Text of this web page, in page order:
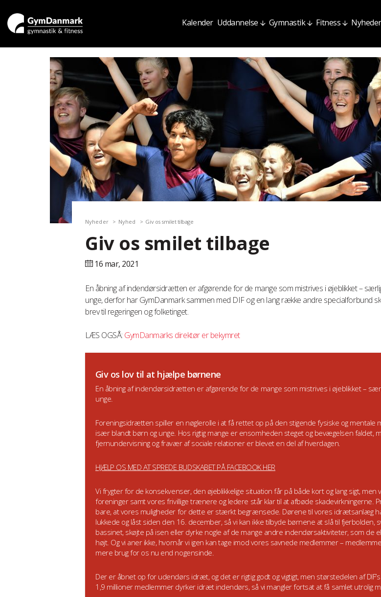
Kalender Uddannelse Gymnastik Fitness Nyheder
Nyheder Nyhed Giv os smilet tilbage
Giv os smilet tilbage
16 mar, 2021
En åbning af indendørsidrætten er afgørende for de mange som mistrives i øjeblikket –
unge, derfor har GymDanmark sammen med DIF og en lang række andre specialforbund
brev til regeringen og folketinget.
LÆS OGSÅ: GymDanmarks direktør er bekymret
Giv os lov til at hjælpe børnene
En åbning af indendørsidrætten er afgørende for de mange som mistrives i øjeblikket –
unge.
Foreningsidrætten spiller en nøglerolle i at få rettet op på den stigende fysiske og mentale
især blandt børn og unge. Hos rigtig mange er ensomheden steget og bevægelsen faldet,
fjernundervisning og fravær af sociale relationer er blevet en del af hverdagen.
HJÆLP OS MED AT SPREDE BUDSKABET PÅ FACEBOOK HER
Vi frygter for de konsekvenser, den øjeblikkelige situation får på både kort og lang sigt, men
foreninger samt vores frivillige trænere og ledere står klar til at afbøde skadevirkningerne.
bare, at vores muligheder for dette er stærkt begrænsede. Dørene til vores idrætsanlæg
lukkede og låst siden den 16. december, så vi kan ikke tilbyde børnene at slå til fjerbolden,
bassinet, skøjte på isen eller dyrke nogle af de mange andre indendørsaktiviteter, som de
højt. Og vi aner ikke, hvornår vi igen kan tage imod vores savnede medlemmer –
mere brug for os nu end nogensinde.
Der er åbnet op for udendørs idræt, og det er rigtig godt og vigtigt, men størstedelen af DIF’s
1,9 millioner medlemmer dyrker idræt indendørs, så vi mangler fortsat at få samlet utrolig